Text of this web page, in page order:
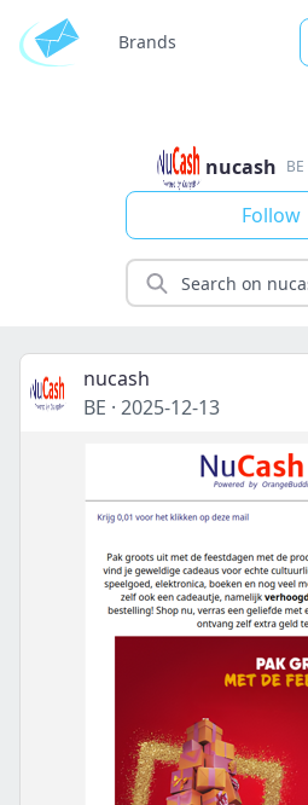
Brands
nucash BE
Follow
nucash
BE · 2025-12-13